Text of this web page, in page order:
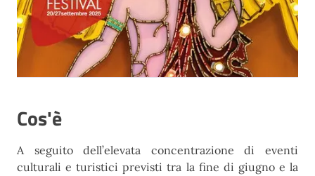
Cos'è
A seguito dell’elevata concentrazione di eventi
culturali e turistici previsti tra la fine di giugno e la